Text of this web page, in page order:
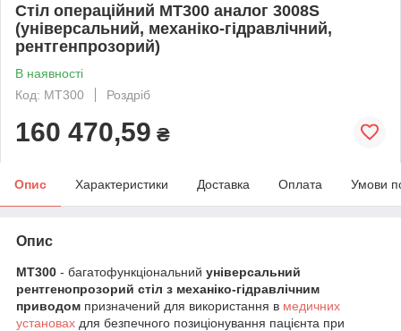
Стіл операційний МТ300 аналог 3008S
(універсальний, механіко-гідравлічний,
рентгенпрозорий)
В наявності
Код: МТ300
Роздріб
160 470,59 ₴
Опис Характеристики Доставка Оплата Умови
Опис
МТ300 - багатофункціональний універсальний
рентгенопрозорий стіл з механіко-гідравлічним
приводом призначений для використання в медичних
установах для безпечного позиціонування пацієнта при